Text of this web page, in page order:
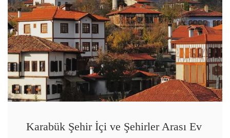
Karabük Şehir İçi ve Şehirler Arası Ev